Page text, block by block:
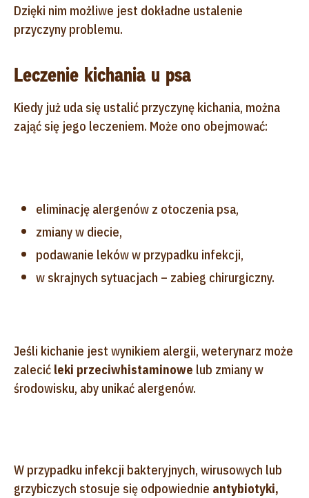
Dzięki nim możliwe jest dokładne ustalenie
przyczyny problemu.
Leczenie kichania u psa
Kiedy już uda się ustalić przyczynę kichania, można
zająć się jego leczeniem. Może ono obejmować:
eliminację alergenów z otoczenia psa,
zmiany w diecie,
podawanie leków w przypadku infekcji,
w skrajnych sytuacjach – zabieg chirurgiczny.
Jeśli kichanie jest wynikiem alergii, weterynarz może
zalecić leki przeciwhistaminowe lub zmiany w
środowisku, aby unikać alergenów.
W przypadku infekcji bakteryjnych, wirusowych lub
grzybiczych stosuje się odpowiednie antybiotyki,